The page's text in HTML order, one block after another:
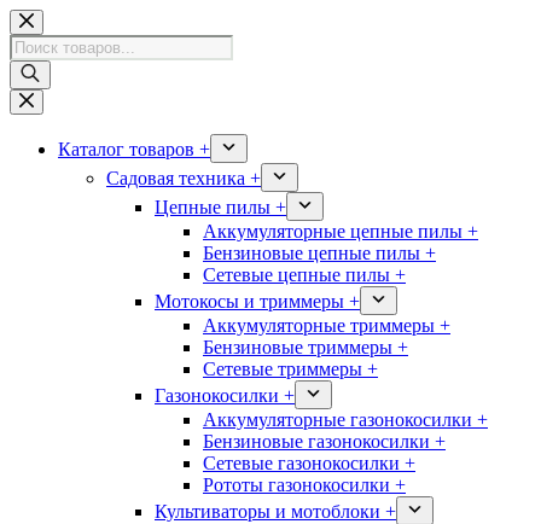
Перейти
к
сути
Поиск
товаров
Каталог товаров +
Садовая техника +
Цепные пилы +
Аккумуляторные цепные пилы +
Бензиновые цепные пилы +
Сетевые цепные пилы +
Мотокосы и триммеры +
Аккумуляторные триммеры +
Бензиновые триммеры +
Сетевые триммеры +
Газонокосилки +
Аккумуляторные газонокосилки +
Бензиновые газонокосилки +
Сетевые газонокосилки +
Рототы газонокосилки +
Культиваторы и мотоблоки +